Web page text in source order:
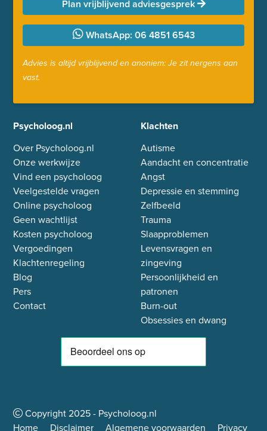
Plan vrijblijvend adviesgesprek
WhatsApp: 06 4851 6543
Advies is altijd vrijblijvend en anoniem: Je zit nergens aan
vast.
Psycholoog.nl
Over Psycholoog.nl
Onze werkwijze
Vind een psycholoog
Veelgestelde vragen
Online psycholoog
Geen wachtlijst
Kosten psycholoog
Vergoedingen
Klachtenregeling
Blog
Pers
Contact
Klachten
Autisme
Aandacht en concentratie
Angst
Depressie en stemming
Zelfbeeld
Trauma
Slaapproblemen
Levensvragen en
zingeving
Persoonlijkheid en
patronen
Burn-out
Obsessies en dwang
Copyright2025- Psycholoog.nl
Home
Disclaimer Algemene voorwaarden Privacy